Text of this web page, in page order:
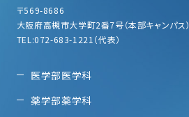
〒569-8686
大阪府高槻市大学町2番7号（本部キャンパス）
TEL:072-683-1221（代表）
医学部医学科
薬学部薬学科